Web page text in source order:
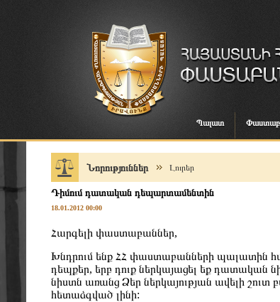
Պալատ
Նորություններ Լուրեր
Դիմում դատական դեպարտամենտին
18.01.2012 00:00
Հարգելի փաստաբաններ,
Խնդրում ենք ՀՀ փաստաբանների պալատին
դեպքեր, երբ դուք ներկայացել եք
նիստն առանց Ձեր ներկայության ավելի
հետաձգված լինի: